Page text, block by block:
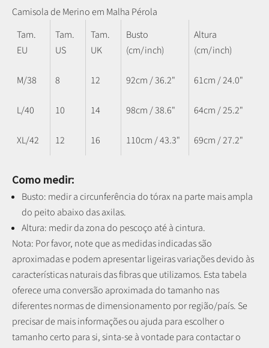
Camisola de Merino em Malha Pérola
Tam.
EU
Tam.
US
Tam.
UK
Busto
(cm/inch)
Altura
(cm/inch)
M/38 8 12 92cm / 36.2" 61cm / 24.0"
L/40 10 14 98cm / 38.6" 64cm / 25.2"
XL/42 12 16 110cm / 43.3" 69cm / 27.2"
Como medir:
Busto: medir a circunferência do tórax na parte mais ampla
do peito abaixo das axilas.
Altura: medir da zona do pescoço até à cintura.
Nota: Por favor, note que as medidas indicadas são
aproximadas e podem apresentar ligeiras variações devido às
características naturais das fibras que utilizamos. Esta tabela
oferece uma conversão aproximada do tamanho nas
diferentes normas de dimensionamento por região/país. Se
precisar de mais informações ou ajuda para escolher o
tamanho certo para si, sinta-se à vontade para contactar o